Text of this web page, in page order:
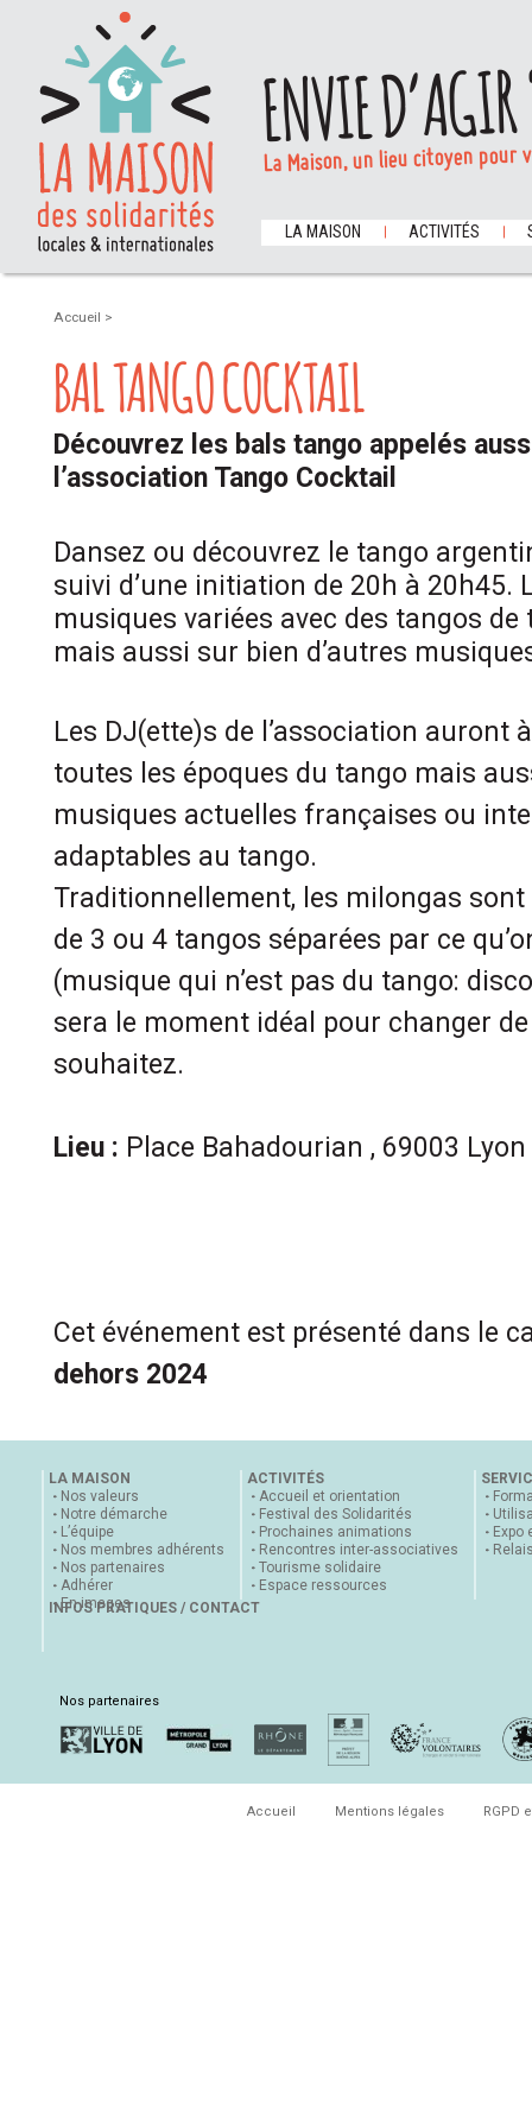
ENVIE
La Maison, un lieu citoyen
LA MAISON ACTIVITÉS
Accueil >
BAL TANGO COCKTAIL
Découvrez les bals tango appelés
l’association Tango Cocktail
Dansez ou découvrez le tango
suivi d’une initiation de 20h à 20h45.
musiques variées avec des tangos de
mais aussi sur bien d’autres
Les DJ(ette)s de l’association
toutes les époques du tango mais
musiques actuelles françaises ou
adaptables au tango.
Traditionnellement, les milongas
de 3 ou 4 tangos séparées par ce
(musique qui n’est pas du tango:
sera le moment idéal pour changer
souhaitez.
Lieu : Place Bahadourian , 69003 Lyon
Cet événement est présenté dans le
dehors 2024
LA MAISON
Nos valeurs
Notre démarche
L’équipe
Nos membres adhérents
Nos partenaires
Adhérer
En images
ACTIVITÉS
Accueil et orientation
Festival des Solidarités
Prochaines animations
Rencontres inter-associatives
Tourisme solidaire
Espace ressources
Expo
INFOS PRATIQUES / CONTACT
Nos partenaires
Accueil Mentions légales RGPD